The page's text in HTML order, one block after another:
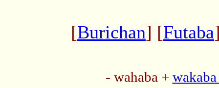
[Burichan] [Futaba
- wahaba +